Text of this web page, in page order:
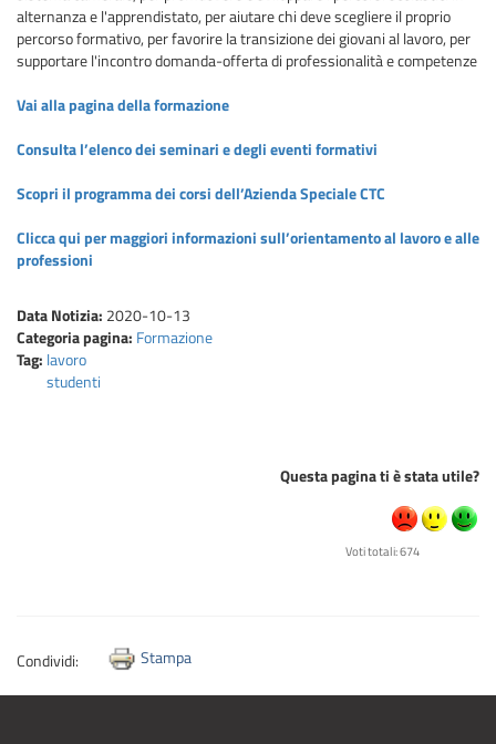
alternanza e l'apprendistato, per aiutare chi deve scegliere il proprio
percorso formativo, per favorire la transizione dei giovani al lavoro, per
supportare l'incontro domanda-offerta di professionalità e competenze
Vai alla pagina della formazione
Consulta l’elenco dei seminari e degli eventi formativi
Scopri il programma dei corsi dell’Azienda Speciale CTC
Clicca qui per maggiori informazionisull’orientamento al lavoro e alle
professioni
Data Notizia: 2020-10-13
Categoria pagina: Formazione
Tag: lavoro
studenti
Questa pagina ti è stata utile?
Voti totali: 674
Condividi: Stampa